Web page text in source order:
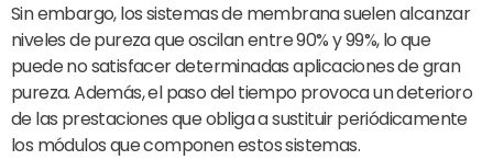
Sin embargo, los sistemas de membrana suelen alcanzar
niveles de pureza que oscilan entre 90% y 99%, lo que
puede no satisfacer determinadas aplicaciones de gran
pureza. Además, el paso del tiempo provoca un deterioro
de las prestaciones que obliga a sustituir periódicamente
los módulos que componen estos sistemas.